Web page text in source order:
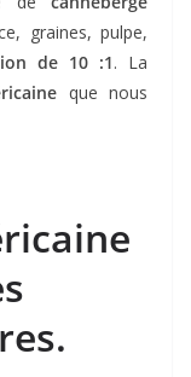
graines, pulpe,
de 10 :1. La
que nous